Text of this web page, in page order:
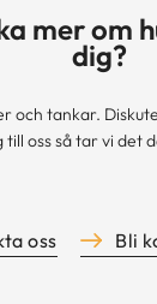
mer om
dig?
och tankar.
till oss så tar vi det
oss Bli